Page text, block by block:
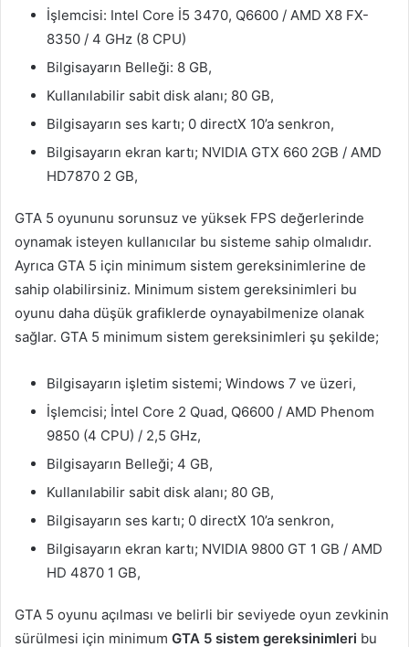
İşlemcisi: Intel Core İ5 3470, Q6600 / AMD X8 FX-
8350 / 4 GHz (8 CPU)
Bilgisayarın Belleği: 8 GB,
Kullanılabilir sabit disk alanı; 80 GB,
Bilgisayarın ses kartı; 0 directX 10’a senkron,
Bilgisayarın ekran kartı; NVIDIA GTX 660 2GB / AMD
HD7870 2 GB,
GTA 5 oyununu sorunsuz ve yüksek FPS değerlerinde
oynamak isteyen kullanıcılar bu sisteme sahip olmalıdır.
Ayrıca GTA 5 için minimum sistem gereksinimlerine de
sahip olabilirsiniz. Minimum sistem gereksinimleri bu
oyunu daha düşük grafiklerde oynayabilmenize olanak
sağlar. GTA 5 minimum sistem gereksinimleri şu şekilde;
Bilgisayarın işletim sistemi; Windows 7 ve üzeri,
İşlemcisi; İntel Core 2 Quad, Q6600 / AMD Phenom
9850 (4 CPU) / 2,5 GHz,
Bilgisayarın Belleği; 4 GB,
Kullanılabilir sabit disk alanı; 80 GB,
Bilgisayarın ses kartı; 0 directX 10’a senkron,
Bilgisayarın ekran kartı; NVIDIA 9800 GT 1 GB / AMD
HD 4870 1 GB,
GTA 5 oyunu açılması ve belirli bir seviyede oyun zevkinin
sürülmesi için minimum GTA 5 sistem gereksinimleri bu